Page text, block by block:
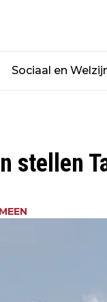
Sociaal en
stellen